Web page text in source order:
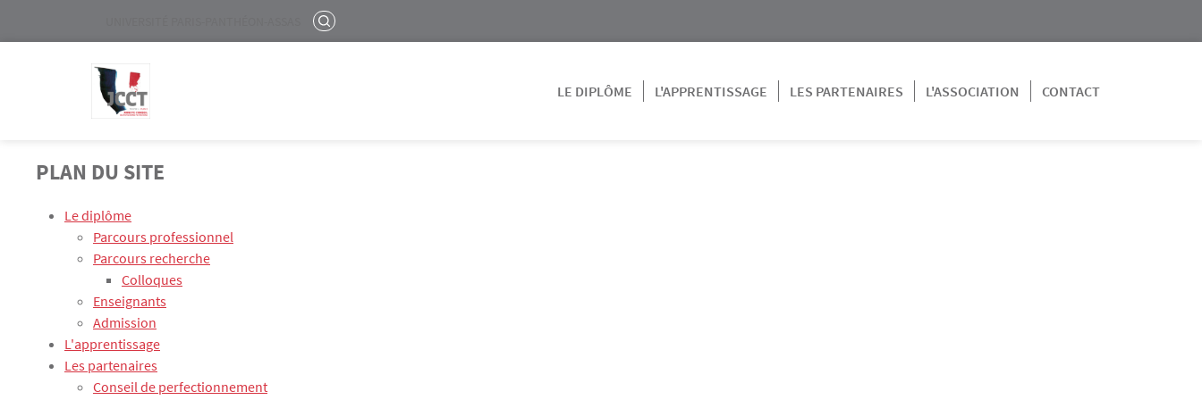
RECHERCHER
Logo
LE DIPLÔME
L'APPRENTISSAGE LES PARTENAIRES L'ASSOCIATION CONTACT
PLAN DU SITE
Le diplôme
Parcours professionnel
Parcours recherche
Colloques
Enseignants
Admission
L'apprentissage
Les partenaires
Conseil de perfectionnement